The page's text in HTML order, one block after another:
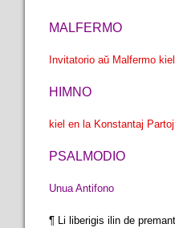
MALFERMO
Invitatorio aŭ Malfermo
HIMNO
kiel en la Konstantaj
PSALMODIO
Unua Antifono
¶ Li liberigis ilin de